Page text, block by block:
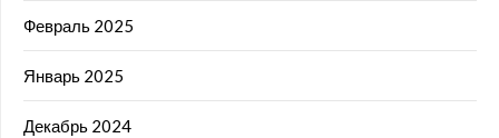
Февраль 2025
Январь 2025
Декабрь 2024